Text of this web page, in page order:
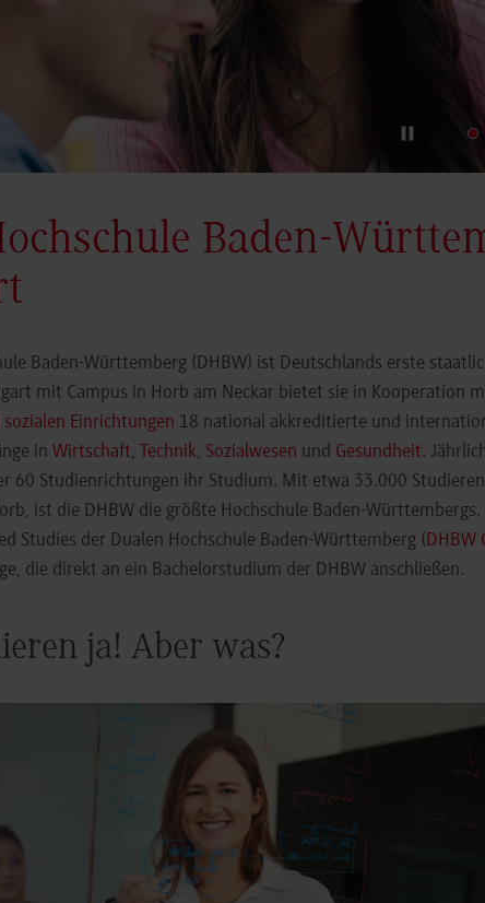
Baden-
Baden-Württemberg (DHBW) ist Deutschlands erste
mit Campus in Horb am Neckar bietet sie in Kooperation
Einrichtungen 18 national akkreditierte und
in Wirtschaft, Technik, Sozialwesen und Gesundheit.
60 Studienrichtungen ihr Studium. Mit etwa 33.000
ist die DHBW die größte Hochschule Baden-Württembergs.
Studies der Dualen Hochschule Baden-Württemberg (DHBW
die direkt an ein Bachelorstudium der DHBW anschließen.
ja! Aber was?